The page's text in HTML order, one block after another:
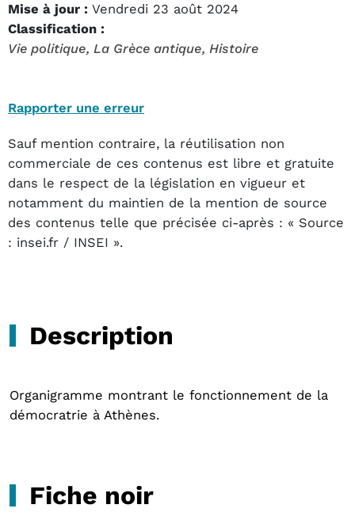
Mise à jour : Vendredi 23 août 2024
Classification :
Vie politique, La Grèce antique, Histoire
Rapporter une erreur
Sauf mention contraire, la réutilisation non
commerciale de ces contenus est libre et gratuite
dans le respect de la législation en vigueur et
notamment du maintien de la mention de source
des contenus telle que précisée ci-après : « Source
: insei.fr / INSEI ».
Description
Organigramme montrant le fonctionnement de la
démocratrie à Athènes.
Fiche noir